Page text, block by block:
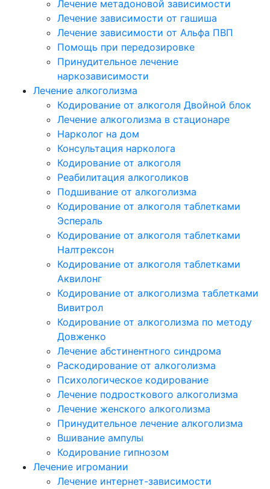
Лечение метадоновой зависимости
Лечение зависимости от гашиша
Лечение зависимости от Альфа ПВП
Помощь при передозировке
Принудительное лечение
наркозависимости
Лечение алкоголизма
Кодирование от алкоголя Двойной блок
Лечение алкоголизма в стационаре
Нарколог на дом
Консультация нарколога
Кодирование от алкоголя
Реабилитация алкоголиков
Подшивание от алкоголизма
Кодирование от алкоголя таблетками
Эспераль
Кодирование от алкоголя таблетками
Налтрексон
Кодирование от алкоголя таблетками
Аквилонг
Кодирование от алкоголизма таблетками
Вивитрол
Кодирование от алкоголизма по методу
Довженко
Лечение абстинентного синдрома
Раскодирование от алкоголизма
Психологическое кодирование
Лечение подросткового алкоголизма
Лечение женского алкоголизма
Принудительное лечение алкоголизма
Вшивание ампулы
Кодирование гипнозом
Лечение игромании
Лечение интернет-зависимости